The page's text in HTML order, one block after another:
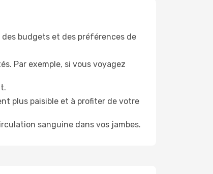
budgets et des préférences de
Par exemple, si vous voyagez
plus paisible et à profiter de votre
sanguine dans vos jambes.